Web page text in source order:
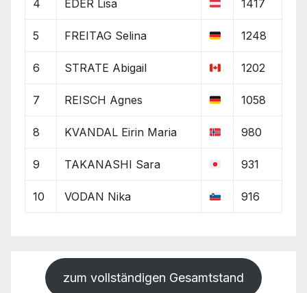
4 EDER Lisa 1417
5 FREITAG Selina 1248
6 STRATE Abigail 1202
7 REISCH Agnes 1058
8 KVANDAL Eirin Maria 980
9 TAKANASHI Sara 931
10 VODAN Nika 916
zum vollständigen Gesamtstand